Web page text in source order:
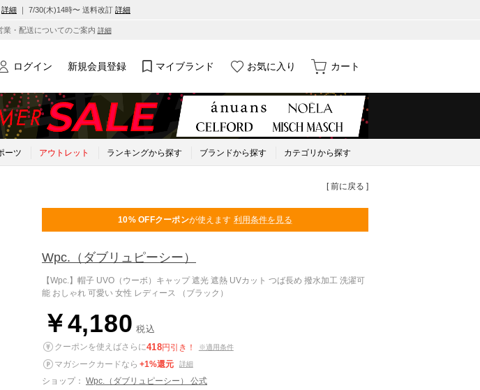
詳細 ｜ 7/30(木)14時〜 送料改訂 詳細
業・配送についてのご案内 詳細
ログイン 新規会員登録 マイブランド お気に入り カート
ーツ アウトレット ランキングから探す ブランドから探す カテゴリから探す
[ 前に戻る ]
10% OFFクーポンが使えます 利用条件を見る
Wpc. （ダブリュピーシー）
【Wpc.】帽子 UVO（ウーボ）キャップ 遮光 遮熱 UVカット つば長め 撥水加工 洗濯可
能 おしゃれ 可愛い 女性 レディース （ブラック）
￥4,180 税込
クーポンを使えばさらに418円引き！ ※適用条件
マガシークカードなら +1%還元 詳細
ショップ： Wpc.（ダブリュピーシー） 公式